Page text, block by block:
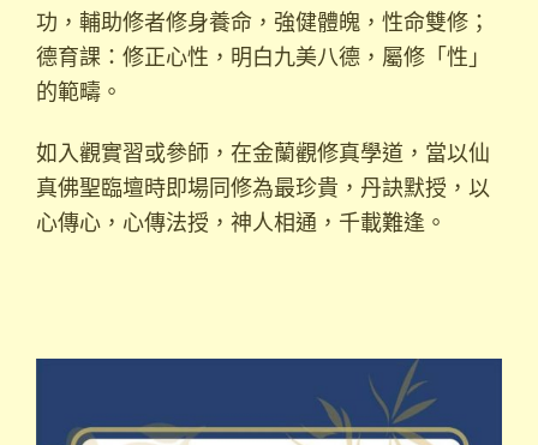
功，輔助修者修身養命，強健體魄，性命雙修；
德育課：修正心性，明白九美八德，屬修「性」
的範疇。
如入觀實習或參師，在金蘭觀修真學道，當以仙
真佛聖臨壇時即場同修為最珍貴，丹訣默授，以
心傳心，心傳法授，神人相通，千載難逢。